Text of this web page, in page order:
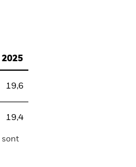
2025
19,6
19,4
sont